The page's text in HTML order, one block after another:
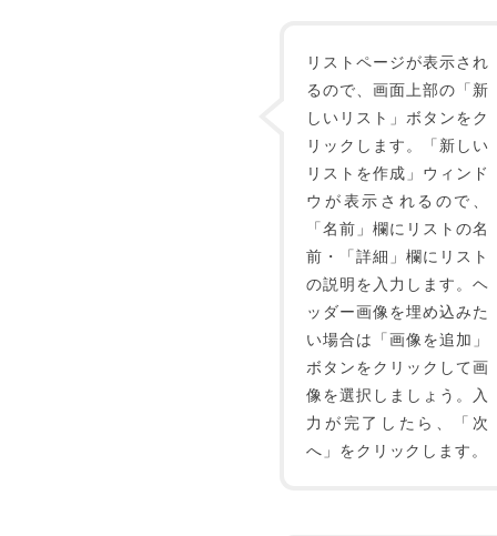
リストページが表示され
るので、画面上部の「新
しいリスト」ボタンをク
リックします。「新しい
リストを作成」ウィンド
ウが表示されるので、
「名前」欄にリストの名
前・「詳細」欄にリスト
の説明を入力します。ヘ
ッダー画像を埋め込みた
い場合は「画像を追加」
ボタンをクリックして画
像を選択しましょう。入
力が完了したら、「次
へ」をクリックします。